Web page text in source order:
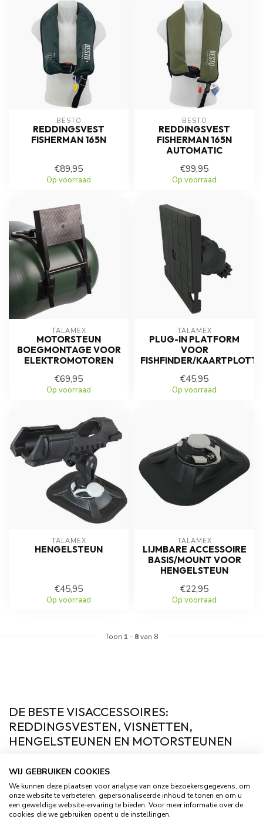
BESTO
REDDINGSVEST
FISHERMAN 165N
€89,95
Op voorraad
BESTO
REDDINGSVEST
FISHERMAN 165N
AUTOMATIC
€99,95
Op voorraad
TALAMEX
MOTORSTEUN
BOEGMONTAGE VOOR
ELEKTROMOTOREN
€69,95
Op voorraad
TALAMEX
PLUG-IN PLATFORM
VOOR
FISHFINDER/
€45,95
Op voorraad
TALAMEX
HENGELSTEUN
€45,95
Op voorraad
TALAMEX
LIJMBARE ACCESSOIRE
BASIS/MOUNT VOOR
HENGELSTEUN
€22,95
Op voorraad
Toon 1 - 8van 8
DE BESTE VISACCESSOIRES:
REDDINGSVESTEN, VISNETTEN,
HENGELSTEUNEN EN MOTORSTEUNEN
VEILIGHEID EERST: REDDINGSVESTEN VOOR
VISSERS
Vissen is een ontspannende en geliefde hobby, maar veiligheid
op het water is cruciaal. Een goed reddingsvest voor vissers
WIJ GEBRUIKEN COOKIES
We kunnen deze plaatsen voor analyse van onze bezoekersgegevens, om
onze website te verbeteren, gepersonaliseerde inhoud te tonen en om u
een geweldige website-ervaring te bieden. Voor meer informatie over de
cookies die we gebruiken opent u de instellingen.